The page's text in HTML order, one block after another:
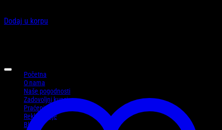
Dodaj u korpu
Početna
O nama
Naše pogodnosti
Zadovoljni kupci
Praćenje pošiljke
Reklamacije
Blog